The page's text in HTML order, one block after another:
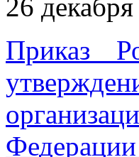
26
Приказ
Федерации